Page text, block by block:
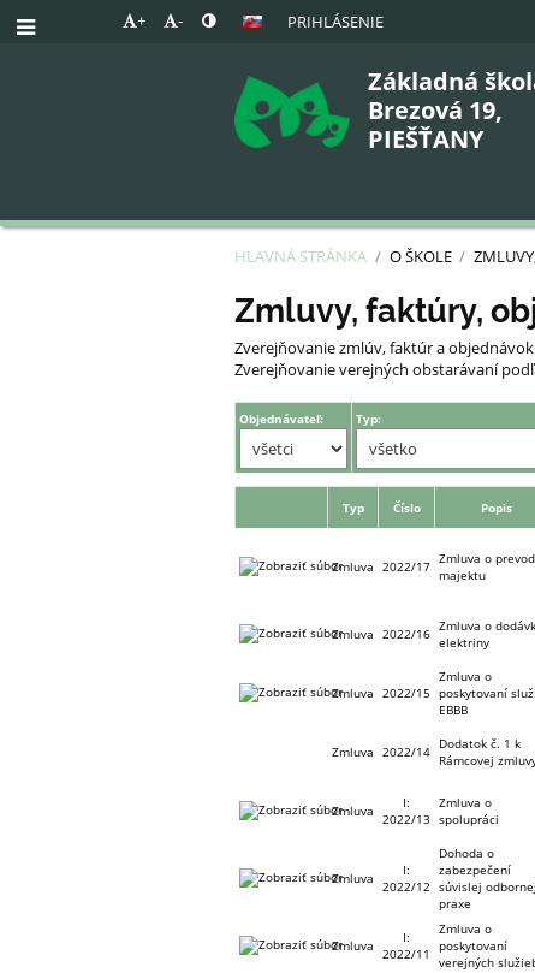
+ - PRIHLÁSENIE
Základná
Brezová 19,
PIEŠŤANY
HLAVNÁ STRÁNKA / O ŠKOLE /
Zmluvy,
faktúry
Zmluvy, faktúry,
Zverejňovanie zmlúv, faktúr a
Zverejňovanie verejných obstarávaní
Objednávateľ: Typ:
Typ Číslo Popis
Zmluva 2022/17 Zmluva o
majektu
Zmluva 2022/16 Zmluva o
elektriny
Zmluva 2022/15
Zmluva o
poskytovaní
EBBB
Zmluva 2022/14 Dodatok č. 1 k
Rámcovej
Zmluva
I:
2022/13
Zmluva o
spolupráci
Zmluva
I:
2022/12
Dohoda o
zabezpečení
súvislej odbornej
praxe
Zmluva
I:
2022/11
Zmluva o
poskytovaní
verejných